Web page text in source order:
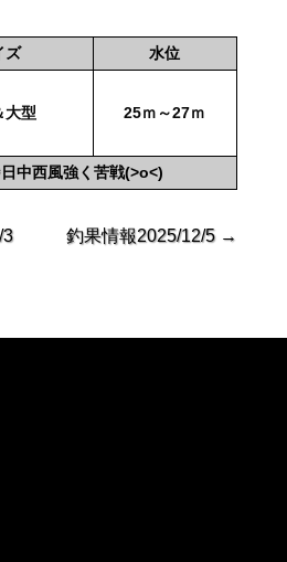
ズ 水位
大型 25ｍ～27ｍ
中西風強く苦戦(>o<)
3 釣果情報2025/12/5→